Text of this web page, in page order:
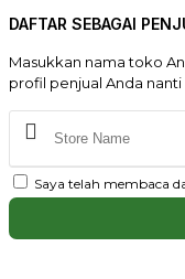
DAFTAR SEBAGAI
Masukkan nama toko
profil penjual Anda nanti
Saya telah membaca